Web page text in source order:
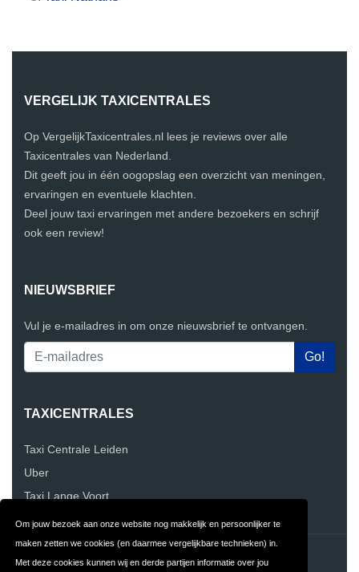
Om jouw bezoek aan onze website nog makkelijk en persoonlijker te
maken zetten we cookies (en daarmee vergelijkbare technieken) in.
Met deze cookies kunnen wij en derde partijen informatie over jou
VERGELIJK TAXICENTRALES
Op VergelijkTaxicentrales.nl lees je reviews over alle
Taxicentrales van Nederland.
Dit geeft jou in één oogopslag een overzicht van meningen,
ervaringen en eventuele klachten.
Deel jouw taxi ervaringen met andere bezoekers en schrijf
ook een review!
NIEUWSBRIEF
Vul je e-mailadres in om onze nieuwsbrief te ontvangen.
TAXICENTRALES
Taxi Centrale Leiden
Uber
Taxi Lange Voort
Contact Privacy